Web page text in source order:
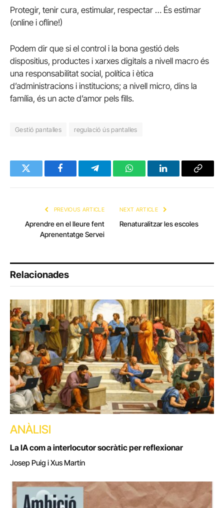
Protegir, tenir cura, estimular, respectar … És estimar
(online i ofline!)
Podem dir que si el control i la bona gestió dels
dispositius, productes i xarxes digitals a nivell macro és
una responsabilitat social, política i ètica
d’administracions i institucions; a nivell micro, dins la
família, és un acte d’amor pels fills.
Gestió pantalles regulació ús pantalles
Twitter FacebookTelegramWhatsAppLinkedInCopy
PREVIOUS ARTICLE
Aprendre en el lleure fent
Aprenentatge Servei
NEXT ARTICLE
Renaturalitzar les escoles
Relacionades
ANÀLISI
La IA com a interlocutor socràtic per reflexionar
Josep Puig i Xus Martín